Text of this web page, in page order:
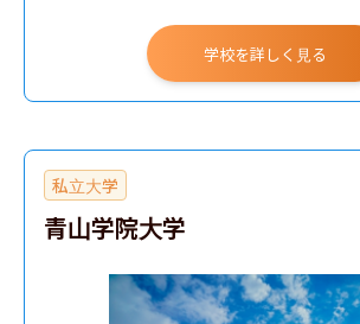
学校を詳しく見る
私立大学
青山学院大学